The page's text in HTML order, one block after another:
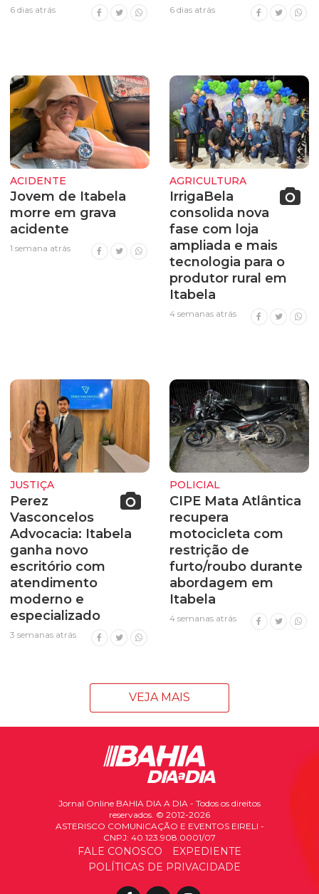
6 dias atrás 6 dias atrás
ACIDENTE
Jovem de Itabela
morre em grava
acidente
1 semana atrás
AGRICULTURA
IrrigaBela
consolida nova
fase com loja
ampliada e mais
tecnologia para o
produtor rural em
Itabela
4 semanas atrás
JUSTIÇA
Perez
Vasconcelos
Advocacia: Itabela
ganha novo
escritório com
atendimento
moderno e
especializado
3 semanas atrás
POLICIAL
CIPE Mata Atlântica
recupera
motocicleta com
restrição de
furto/roubo durante
abordagem em
Itabela
4 semanas atrás
VEJA MAIS
Jornal Online BAHIA DIA A DIA - Todos os direitos
reservados. © 2012-2026
ASTERISCO COMUNICAÇÃO E EVENTOS EIRELI -
CNPJ: 40.123.908.0001/07
FALE CONOSCO
EXPEDIENTE
POLÍTICAS DE PRIVACIDADE